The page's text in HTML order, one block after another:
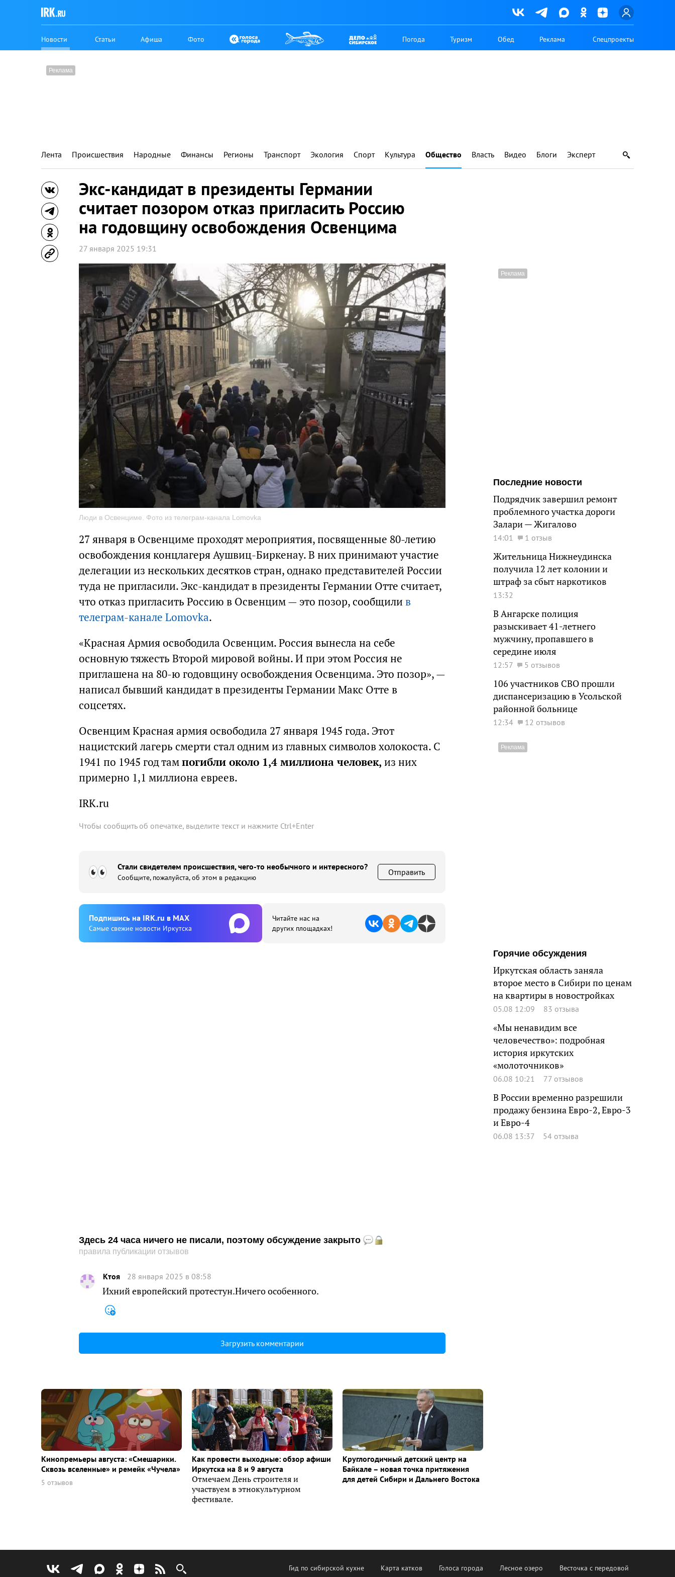
Новости Статьи Афиша Фото Погода Туризм Обед Реклама Спецпроекты
Лента Происшествия Народные Финансы Регионы Транспорт Экология Спорт Культура Общество Власть Видео Блоги Эксперт
Экс-кандидат в президенты Германии
считает позором отказ пригласить Россию
на годовщину освобождения Освенцима
27 января 2025 19:31
Люди в Освенциме. Фото из телеграм-канала Lomovka
27 января в Освенциме проходят мероприятия, посвященные 80-летию
освобождения концлагеря Аушвиц-Биркенау. В них принимают участие
делегации из нескольких десятков стран, однако представителей России
туда не пригласили. Экс-кандидат в президенты Германии Отте считает,
что отказ пригласить Россию в Освенцим — это позор, сообщили в
телеграм-канале Lomovka.
«Красная Армия освободила Освенцим. Россия вынесла на себе
основную тяжесть Второй мировой войны. И при этом Россия не
приглашена на 80-ю годовщину освобождения Освенцима. Это позор», —
написал бывший кандидат в президенты Германии Макс Отте в
соцсетях.
Освенцим Красная армия освободила 27 января 1945 года. Этот
нацистский лагерь смерти стал одним из главных символов холокоста. С
1941 по 1945 год тампогибли около 1,4 миллиона человек, из них
примерно 1,1 миллиона евреев.
IRK.ru
Чтобы сообщить об опечатке, выделите текст и нажмите Ctrl+Enter
Стали свидетелем происшествия, чего-то необычного и интересного?
Сообщите, пожалуйста, об этом в редакцию
Отправить
Подпишиcь на IRK.ru в MAX
Cамые свежие новости Иркутска
Читайте нас на
других площадках!
Здесь 24 часа ничего не писали, поэтому обсуждение закрыто
правила публикации отзывов
Ктоя 28 января 2025 в 08:58
Ихний европейский протестун.Ничего особенного.
Загрузить комментарии
Последние новости
Подрядчик завершил ремонт
проблемного участка дороги
Залари — Жигалово
14:01 1 отзыв
Жительница Нижнеудинска
получила 12 лет колонии и
штраф за сбыт наркотиков
13:32
В Ангарске полиция
разыскивает 41-летнего
мужчину, пропавшего в
середине июля
12:57 5 отзывов
106 участников СВО прошли
диспансеризацию в Усольской
районной больнице
12:34 12 отзывов
Горячие обсуждения
Иркутская область заняла
второе место в Сибири по ценам
на квартиры в новостройках
05.08 12:09 83 отзыва
«Мы ненавидим все
человечество»: подробная
история иркутских
«молоточников»
06.08 10:21 77 отзывов
В России временно разрешили
продажу бензина Евро-2, Евро-3
и Евро-4
06.08 13:37 54 отзыва
Кинопремьеры августа: «Смешарики.
Сквозь вселенные» и ремейк «Чучела»
5 отзывов
Как провести выходные: обзор афиши
Иркутска на 8 и 9 августа
Отмечаем День строителя и
участвуем в этнокультурном
фестивале.
Круглогодичный детский центр на
Байкале – новая точка притяжения
для детей Сибири и Дальнего Востока
Гид по сибирской кухне Карта катков Голоса города Лесное озеро Весточка с передовой